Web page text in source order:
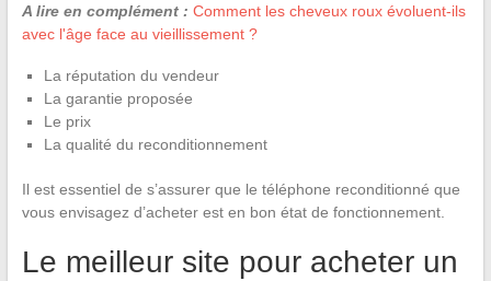
A lire en complément : Comment les cheveux roux évoluent-ils
avec l'âge face au vieillissement ?
La réputation du vendeur
La garantie proposée
Le prix
La qualité du reconditionnement
Il est essentiel de s’assurer que le téléphone reconditionné que
vous envisagez d’acheter est en bon état de fonctionnement.
Le meilleur site pour acheter un